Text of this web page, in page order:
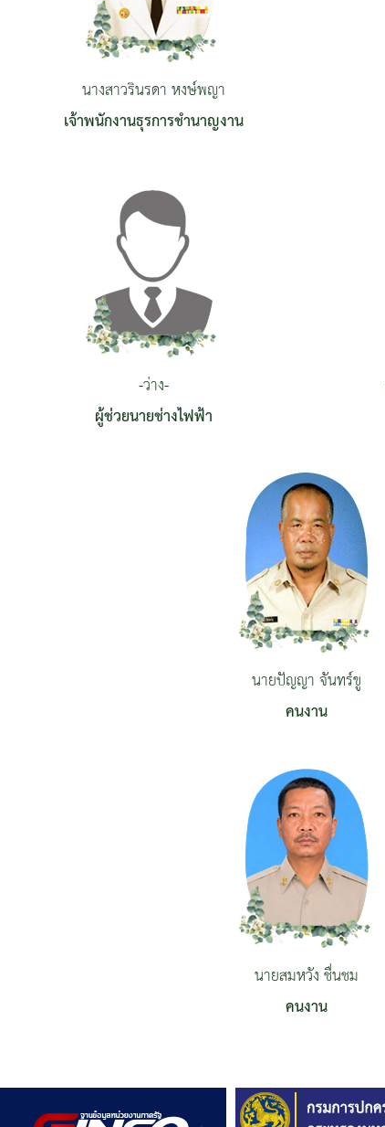
นางสาวรินรดา หงษ์พญา
เจ้าพนักงานธุรการชำนาญงาน
-ว่าง-
ผู้ช่วยนายช่างไฟฟ้า
นายปัญญา จันทร์ขู
คนงาน
นายสมหวัง ชื่นชม
คนงาน